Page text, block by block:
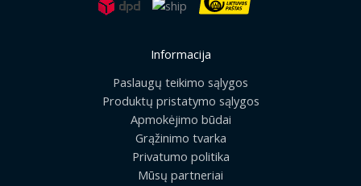
Informacija
Paslaugų teikimo sąlygos
Produktų pristatymo sąlygos
Apmokėjimo būdai
Grąžinimo tvarka
Privatumo politika
Mūsų partneriai